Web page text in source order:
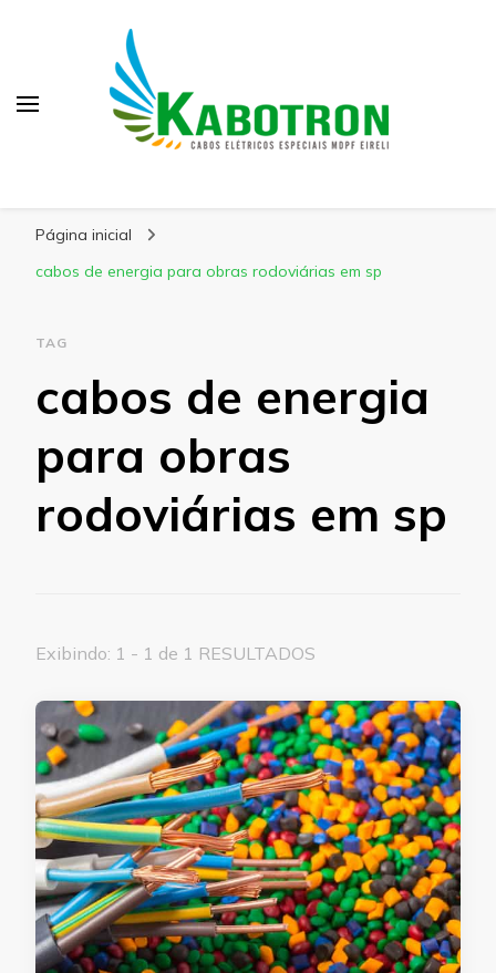
Página inicial
cabos de energia para obras rodoviárias em sp
TAG
cabos de energia
para obras
rodoviárias em sp
Exibindo: 1 - 1 de 1 RESULTADOS